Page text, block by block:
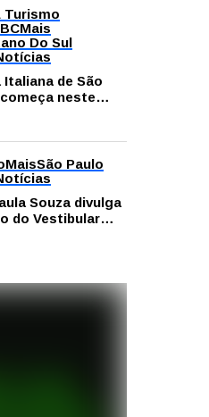
Turismo
Mais
Do Sul
Italiana de São
neste
mais barracas
MaisSão Paulo
Souza divulga
do Vestibular
para o primeiro